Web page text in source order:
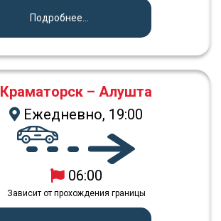
Подробнее...
Краматорск – Алушта
Ежедневно, 19:00
06:00
Зависит от прохождения границы